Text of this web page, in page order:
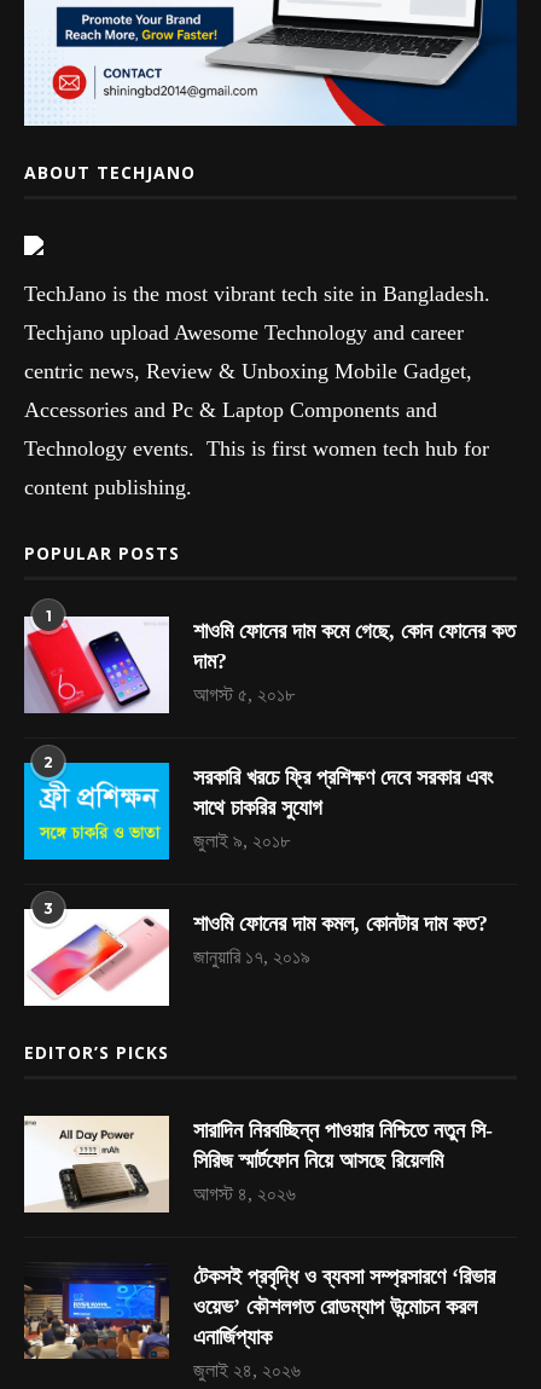
ABOUT TECHJANO
TechJano is the most vibrant tech site in Bangladesh.
Techjano upload Awesome Technology and career
centric news, Review & Unboxing Mobile Gadget,
Accessories and Pc & Laptop Components and
Technology events. This is first women tech hub for
content publishing.
POPULAR POSTS
1
শাওমি ফোনের দাম কমে গেছে, কোন ফোনের কত
দাম?
আগস্ট ৫, ২০১৮
2
সরকারি খরচে ফ্রি প্রশিক্ষণ দেবে সরকার এবং
সাথে চাকরির সুযোগ
জুলাই ৯, ২০১৮
3
শাওমি ফোনের দাম কমল, কোনটার দাম কত?
জানুয়ারি ১৭, ২০১৯
EDITOR’S PICKS
সারাদিন নিরবচ্ছিন্ন পাওয়ার নিশ্চিতে নতুন সি-
সিরিজ স্মার্টফোন নিয়ে আসছে রিয়েলমি
আগস্ট ৪, ২০২৬
টেকসই প্রবৃদ্ধি ও ব্যবসা সম্প্রসারণে ‘রিভার
ওয়েভ’ কৌশলগত রোডম্যাপ উন্মোচন করল
এনার্জিপ্যাক
জুলাই ২৪, ২০২৬